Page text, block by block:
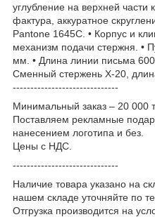
углубление на верхней части
фактура, аккуратное
Pantone 1645С. • Корпус и
механизм подачи стержня. •
мм. • Длина линии письма
Сменный стержень X-20,
------------------------------
Минимальный заказ – 20 000
Поставляем рекламные
нанесением логотипа и без.
Цены с НДС.
------------------------------
Наличие товара указано на
нашем складе уточняйте по
Отгрузка производится на